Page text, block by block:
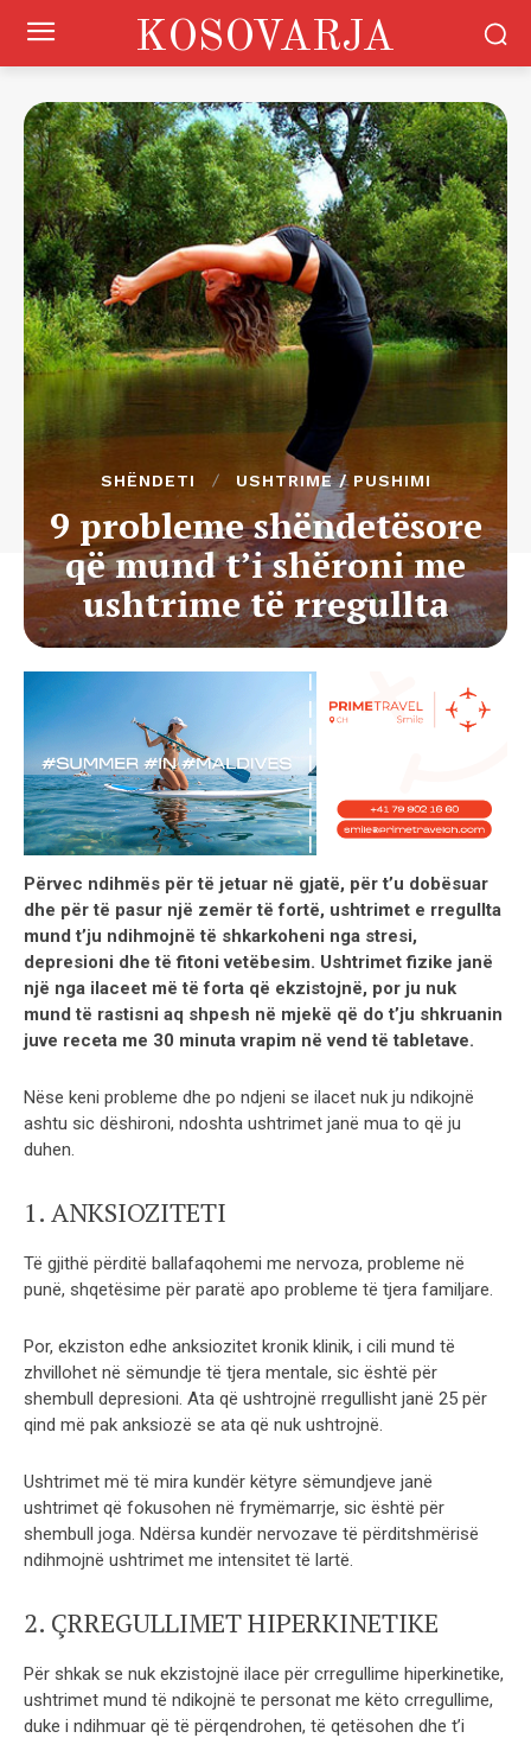
KOSOVARJA
SHËNDETI USHTRIME / PUSHIMI
9 probleme shëndetësore
që mund t’i shëroni me
ushtrime të rregullta
Përvec ndihmës për të jetuar në gjatë, për t’u dobësuar
dhe për të pasur një zemër të fortë, ushtrimet e rregullta
mund t’ju ndihmojnë të shkarkoheni nga stresi,
depresioni dhe të fitoni vetëbesim. Ushtrimet fizike janë
një nga ilaceet më të forta që ekzistojnë, por ju nuk
mund të rastisni aq shpesh në mjekë që do t’ju shkruanin
juve receta me 30 minuta vrapim në vend të tabletave.
Nëse keni probleme dhe po ndjeni se ilacet nuk ju ndikojnë
ashtu sic dëshironi, ndoshta ushtrimet janë mua to që ju
duhen.
1. ANKSIOZITETI
Të gjithë përditë ballafaqohemi me nervoza, probleme në
punë, shqetësime për paratë apo probleme të tjera familjare.
Por, ekziston edhe anksiozitet kronik klinik, i cili mund të
zhvillohet në sëmundje të tjera mentale, sic është për
shembull depresioni. Ata që ushtrojnë rregullisht janë 25 për
qind më pak anksiozë se ata që nuk ushtrojnë.
Ushtrimet më të mira kundër këtyre sëmundjeve janë
ushtrimet që fokusohen në frymëmarrje, sic është për
shembull joga. Ndërsa kundër nervozave të përditshmërisë
ndihmojnë ushtrimet me intensitet të lartë.
2. ÇRREGULLIMET HIPERKINETIKE
Për shkak se nuk ekzistojnë ilace për crregullime hiperkinetike,
ushtrimet mund të ndikojnë te personat me këto crregullime,
duke i ndihmuar që të përqendrohen, të qetësohen dhe t’i